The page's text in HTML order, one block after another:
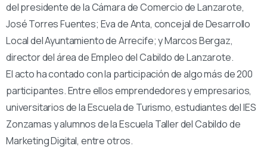
del presidente de la Cámara de Comercio de Lanzarote,
José Torres Fuentes; Eva de Anta, concejal de Desarrollo
Local del Ayuntamiento de Arrecife; y Marcos Bergaz,
director del área de Empleo del Cabildo de Lanzarote.
El acto ha contado con la participación de algo más de 200
participantes. Entre ellos emprendedores y empresarios,
universitarios de la Escuela de Turismo, estudiantes del IES
Zonzamas y alumnos de la Escuela Taller del Cabildo de
Marketing Digital, entre otros.